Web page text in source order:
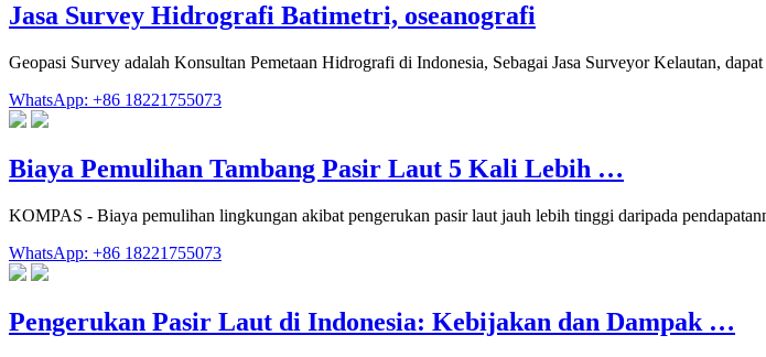
Jasa Survey Hidrografi Batimetri, oseanografi
Geopasi Survey adalah Konsultan Pemetaan Hidrografi di Indonesia, Sebagai Jasa Surveyor Kelautan,
WhatsApp: +86 18221755073
Biaya Pemulihan Tambang Pasir Laut 5 Kali Lebih …
KOMPAS - Biaya pemulihan lingkungan akibat pengerukan pasir laut jauh lebih tinggi daripada
WhatsApp: +86 18221755073
Pengerukan Pasir Laut di Indonesia: Kebijakan dan Dampak …